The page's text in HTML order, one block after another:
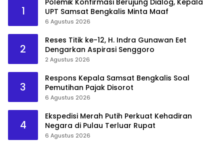
1
Polemik Konfirmasi Berujung Dialog, Kepala
UPT Samsat Bengkalis Minta Maaf
6 Agustus 2026
2
Reses Titik ke-12, H. Indra Gunawan Eet
Dengarkan Aspirasi Senggoro
2 Agustus 2026
3
Respons Kepala Samsat Bengkalis Soal
Pemutihan Pajak Disorot
6 Agustus 2026
4
Ekspedisi Merah Putih Perkuat Kehadiran
Negara di Pulau Terluar Rupat
6 Agustus 2026